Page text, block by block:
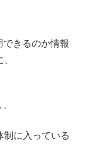
できるのか情報
制に入っている